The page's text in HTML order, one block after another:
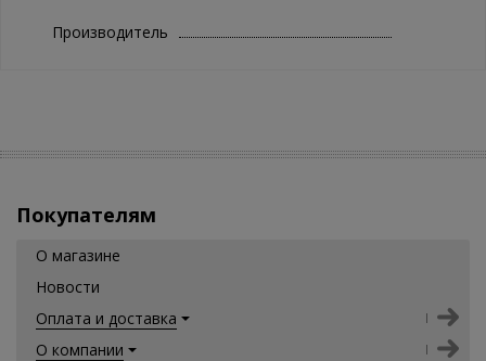
Производитель
Покупателям
О магазине
Новости
Оплата и доставка
О компании